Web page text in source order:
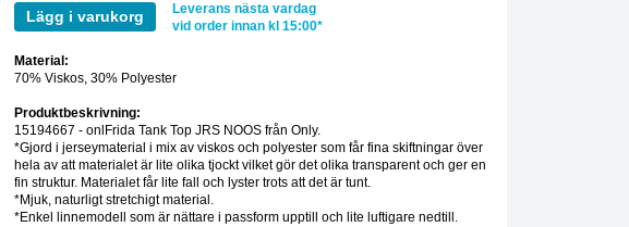
Lägg i varukorg
Leverans nästa vardag
vid order innan kl 15:00*
Material:
70% Viskos, 30% Polyester
Produktbeskrivning:
15194667 - onlFrida Tank Top JRS NOOS från Only.
*Gjord i jerseymaterial i mix av viskos och polyester som får fina skiftningar över
hela av att materialet är lite olika tjockt vilket gör det olika transparent och ger en
fin struktur. Materialet får lite fall och lyster trots att det är tunt.
*Mjuk, naturligt stretchigt material.
*Enkel linnemodell som är nättare i passform upptill och lite luftigare nedtill.